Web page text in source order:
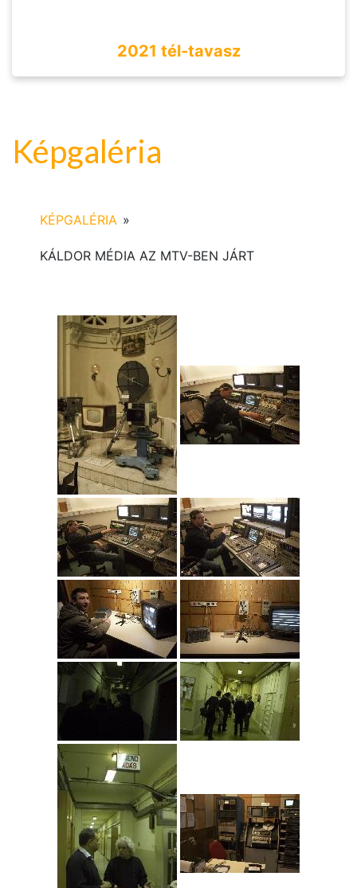
2021 tél-tavasz
Képgaléria
KÉPGALÉRIA »
KÁLDOR MÉDIA AZ MTV-BEN JÁRT